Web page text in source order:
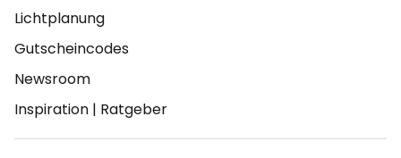
Lichtplanung
Gutscheincodes
Newsroom
Inspiration | Ratgeber